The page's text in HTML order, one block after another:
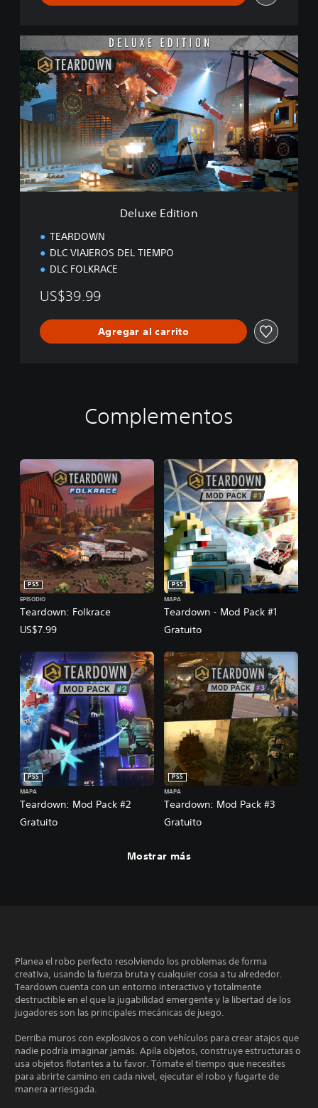
D
e
l
u
x
e
E
i
t
i
o
Deluxe Edition
TEARDOWN
DLC VIAJEROS DEL TIEMPO
DLC FOLKRACE
US$39.99
Agregar al carrito
Complementos
Teardown: Folkrace
PS5
EPISODIO
US$7.99
Teardown - Mod Pack #1
PS5
MAPA
Gratuito
Teardown: Mod Pack #2
PS5
MAPA
Gratuito
Teardown: Mod Pack #3
PS5
MAPA
Gratuito
Mostrar más
Planea el robo perfecto resolviendo los problemas de forma
creativa, usando la fuerza bruta y cualquier cosa a tu alrededor.
Teardown cuenta con un entorno interactivo y totalmente
destructible en el que la jugabilidad emergente y la libertad de los
jugadores son las principales mecánicas de juego.
Derriba muros con explosivos o con vehículos para crear atajos que
nadie podría imaginar jamás. Apila objetos, construye estructuras o
usa objetos flotantes a tu favor. Tómate el tiempo que necesites
para abrirte camino en cada nivel, ejecutar el robo y fugarte de
manera arriesgada.